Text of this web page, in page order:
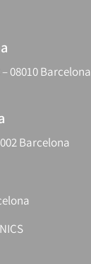
08010 Barcelona
Barcelona